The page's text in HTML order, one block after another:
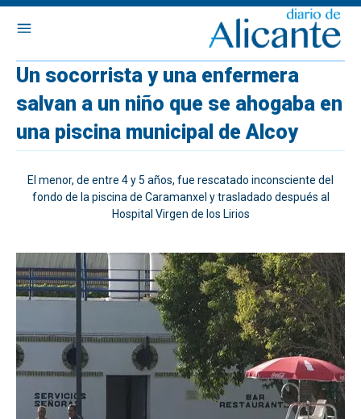
Un socorrista y una enfermera
salvan a un niño que se ahogaba en
una piscina municipal de Alcoy
El menor, de entre 4 y 5 años, fue rescatado inconsciente del
fondo de la piscina de Caramanxel y trasladado después al
Hospital Virgen de los Lirios